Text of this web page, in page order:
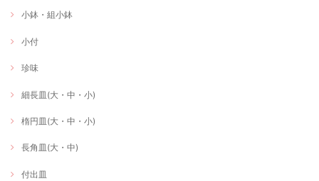
小鉢・組小鉢
小付
珍味
細長皿(大・中・小)
楕円皿(大・中・小)
長角皿(大・中)
付出皿